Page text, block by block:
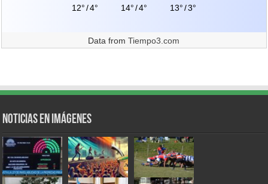
12°/4° 14°/4° 13°/3°
Data fromTiempo3.com
Noticias en Imágenes